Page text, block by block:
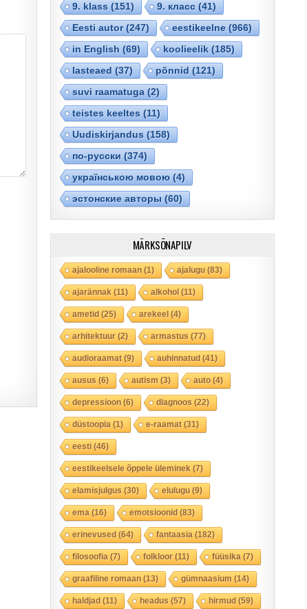
9. klass(151) 9. класс(41)
Eesti autor(247) eestikeelne(966)
in English (69) koolieelik(185)
lasteaed (37) põnnid (121)
suvi raamatuga(2)
teistes keeltes(11)
Uudiskirjandus(158)
по-русски (374)
українською мовою(4)
эстонские авторы(60)
MÄRKSÕNAPILV
ajalooline romaan(1) ajalugu(83)
ajarännak(11) alkohol(11)
ametid(25) arekeel(4)
arhitektuur(2) armastus(77)
audioraamat(9) auhinnatud(41)
ausus(6) autism(3) auto(4)
depressioon(6) diagnoos(22)
düstoopia(1) e-raamat(31)
eesti(46)
eestikeelsele õppele üleminek(7)
elamisjulgus(30) elulugu(9)
ema(16) emotsioonid(83)
erinevused(64) fantaasia(182)
filosoofia(7) folkloor(11) füüsika(7)
graafiline romaan(13) gümnaasium(14)
haldjad(11) headus(57) hirmud(59)